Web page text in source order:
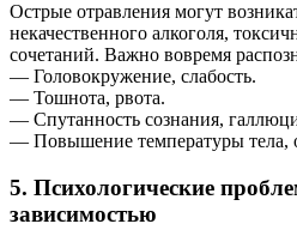
Острые отравления могут
некачественного алкоголя,
сочетаний. Важно вовремя
— Головокружение, слабость.
— Тошнота, рвота.
— Спутанность сознания,
— Повышение температуры тела,
5. Психологические
зависимостью